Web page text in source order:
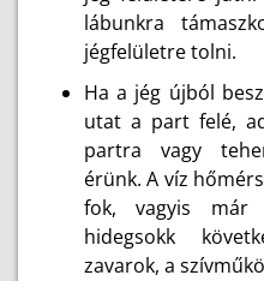
lábunkra
jégfelületre tolni.
Ha a jég újból
utat a part felé,
partra vagy
érünk. A víz
fok, vagyis már
hidegsokk
zavarok, a